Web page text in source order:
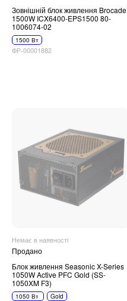
Зовнішній блок живлення Brocade
1500W ICX6400-EPS1500 80-
1006074-02
1500 Вт
ФР-00001882
Немає в наявності
Продано
Блок живлення Seasonic X-Series
1050W Active PFC Gold (SS-
1050XM F3)
1050 Вт Gold